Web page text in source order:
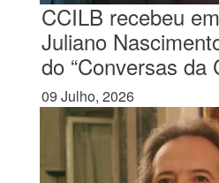
CCILB recebeu
Juliano
do “Conversas da
09 Julho, 2026